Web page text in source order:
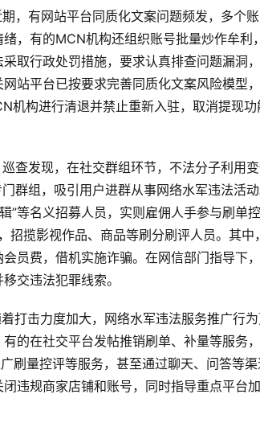
，有网站平台同质化文案问题频发，多个
，有的MCN机构还组织账号批量炒作牟利
取行政处罚措施，要求认真排查问题漏洞
站平台已按要求完善同质化文案风险模型
机构进行清退并禁止重新入驻，取消提现
查发现，在社交群组环节，不法分子利用
门群组，吸引用户进群从事网络水军违法活
辑”等名义招募人员，实则雇佣人手参与刷
招揽影视作品、商品等刷分刷评人员。其中
员费，借机实施诈骗。在网信部门指导下
交违法犯罪线索。
打击力度加大，网络水军违法服务推广行
的在社交平台发帖推销刷单、补量等服务
刷量控评等服务，甚至通过聊天、问答等
违规商家店铺和账号，同时指导重点平台